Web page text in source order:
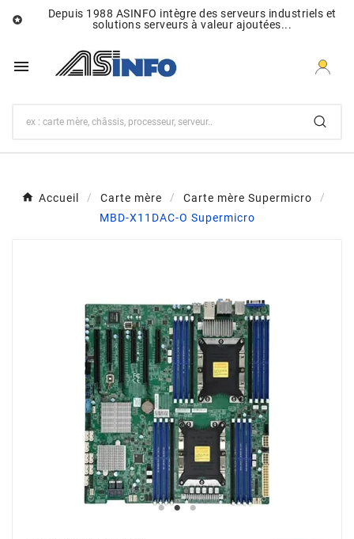

Depuis 1988 ASINFO intègre des serveurs industriels et
solutions serveurs à valeur ajoutées...

Accueil Carte mère
Carte mère Supermicro
MBD-X11DAC-O Supermicro